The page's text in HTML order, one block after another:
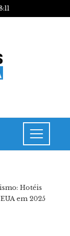
Hotéis
em 2025